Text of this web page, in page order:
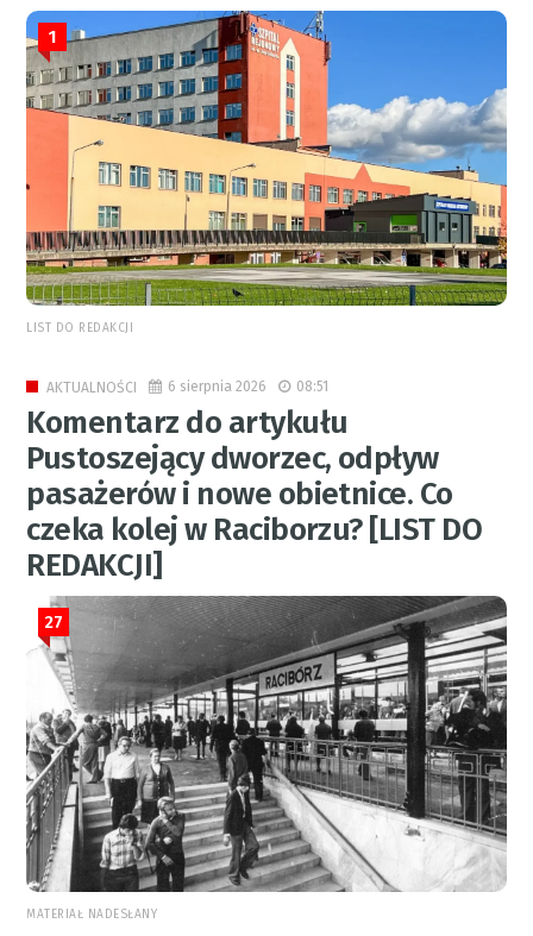
1
LIST DO REDAKCJI
AKTUALNOŚCI 6 sierpnia 2026 08:51
Komentarz do artykułu
Pustoszejący dworzec, odpływ
pasażerów i nowe obietnice. Co
czeka kolej w Raciborzu? [LIST DO
REDAKCJI]
27
MATERIAŁ NADESŁANY